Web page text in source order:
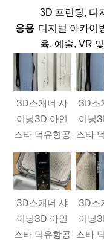
응용
3D 프린팅, 디
디지털 아카이
육, 예술, VR
3D스캐너 샤
이닝3D 아인
스타 덕유항공
3D스
이닝
스타
3D스캐너 샤
이닝3D 아인
스타 덕유항공
3D스
이닝
스타